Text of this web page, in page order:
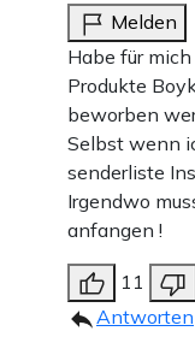
Melden
Habe für
Produkte
beworben
Selbst wenn
senderliste
Irgendwo
anfangen !
11
Antworten